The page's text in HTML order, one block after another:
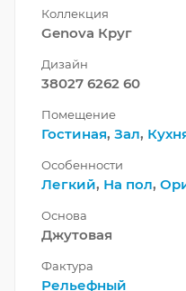
Коллекция
Genova Круг
Дизайн
38027 6262 60
Помещение
Гостиная, Зал,
Особенности
Легкий, На пол,
Основа
Джутовая
Фактура
Рельефный